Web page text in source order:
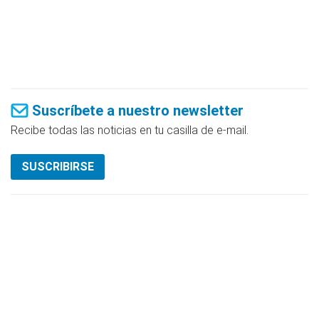
Suscríbete a nuestro newsletter
Recibe todas las noticias en tu casilla de e-mail.
SUSCRIBIRSE